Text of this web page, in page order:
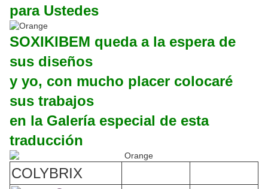
para Ustedes
SOXIKIBEM queda a la espera de
sus diseños
y yo, con mucho placer colocaré
sus trabajos
en la Galería especial de esta
traducción
COLYBRIX